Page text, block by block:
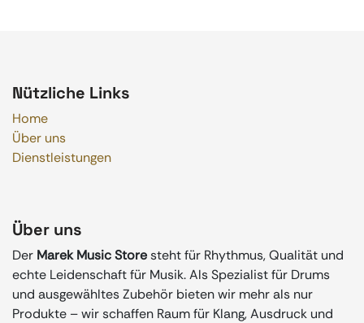
Nützliche Links
Home
Über uns
Dienstleistungen
Über uns
Der Marek Music Storesteht für Rhythmus, Qualität und
echte Leidenschaft für Musik. Als Spezialist für Drums
und ausgewähltes Zubehör bieten wir mehr als nur
Produkte – wir schaffen Raum für Klang, Ausdruck und